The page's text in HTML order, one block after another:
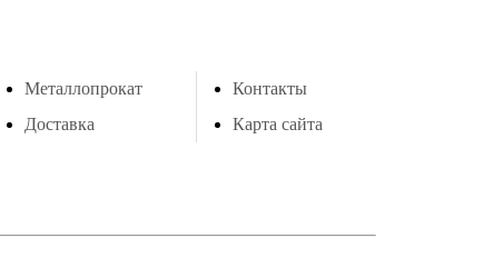
Металлопрокат
Доставка
Контакты
Карта сайта